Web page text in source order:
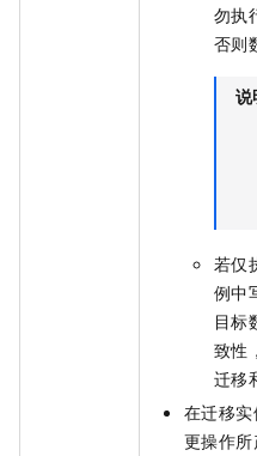
勿执
否则
说
若仅
例中
目标
致性
迁移
在迁移
更操作